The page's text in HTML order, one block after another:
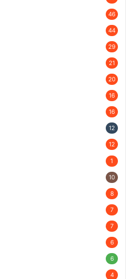
46
44
29
21
20
16
16
12
12
1
10
8
7
7
6
6
4